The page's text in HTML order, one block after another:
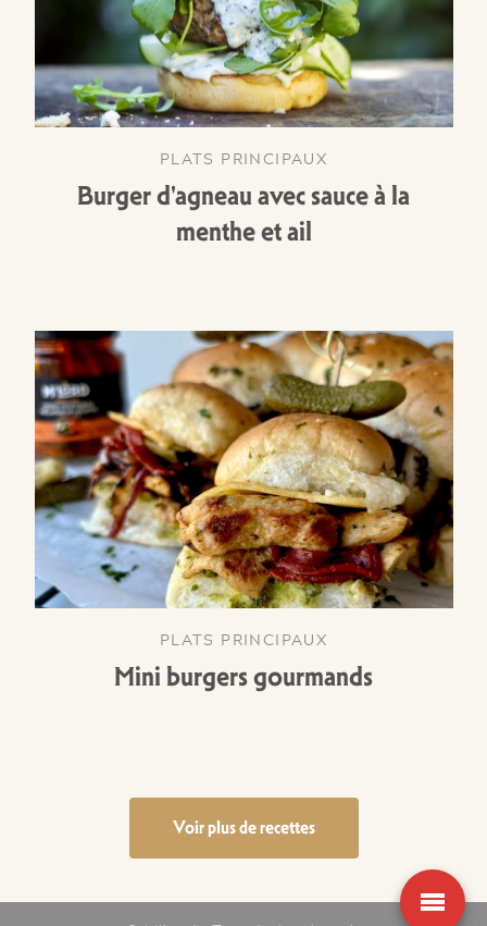
PLATS PRINCIPAUX
Burger d'agneau avec sauce à la
menthe et ail
PLATS PRINCIPAUX
Mini burgers gourmands
Voir plus de recettes